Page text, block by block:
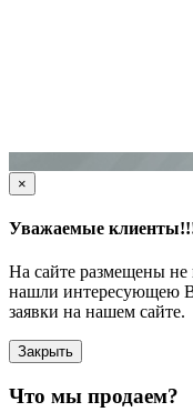
×
Уважаемые
На сайте размещены не
нашли интересующею
заявки на нашем сайте.
Закрыть
Что мы продаем?